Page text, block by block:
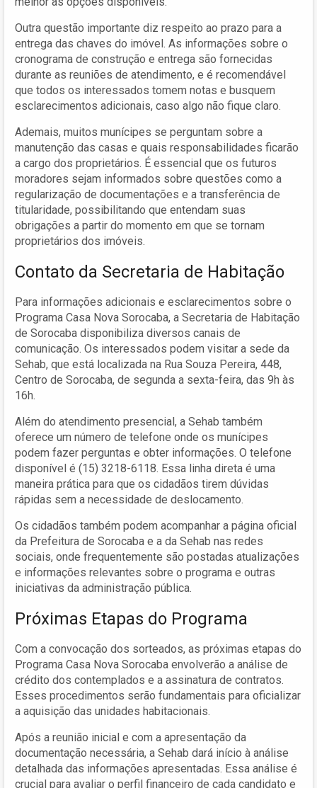
Outra questão importante diz respeito ao prazo para a
entrega das chaves do imóvel. As informações sobre o
cronograma de construção e entrega são fornecidas
durante as reuniões de atendimento, e é recomendável
que todos os interessados tomem notas e busquem
esclarecimentos adicionais, caso algo não fique claro.
Ademais, muitos munícipes se perguntam sobre a
manutenção das casas e quais responsabilidades ficarão
a cargo dos proprietários. É essencial que os futuros
moradores sejam informados sobre questões como a
regularização de documentações e a transferência de
titularidade, possibilitando que entendam suas
obrigações a partir do momento em que se tornam
proprietários dos imóveis.
Contato da Secretaria de Habitação
Para informações adicionais e esclarecimentos sobre o
Programa Casa Nova Sorocaba, a Secretaria de Habitação
de Sorocaba disponibiliza diversos canais de
comunicação. Os interessados podem visitar a sede da
Sehab, que está localizada na Rua Souza Pereira, 448,
Centro de Sorocaba, de segunda a sexta-feira, das 9h às
16h.
Além do atendimento presencial, a Sehab também
oferece um número de telefone onde os munícipes
podem fazer perguntas e obter informações. O telefone
disponível é (15) 3218-6118. Essa linha direta é uma
maneira prática para que os cidadãos tirem dúvidas
rápidas sem a necessidade de deslocamento.
Os cidadãos também podem acompanhar a página oficial
da Prefeitura de Sorocaba e a da Sehab nas redes
sociais, onde frequentemente são postadas atualizações
e informações relevantes sobre o programa e outras
iniciativas da administração pública.
Próximas Etapas do Programa
Com a convocação dos sorteados, as próximas etapas do
Programa Casa Nova Sorocaba envolverão a análise de
crédito dos contemplados e a assinatura de contratos.
Esses procedimentos serão fundamentais para oficializar
a aquisição das unidades habitacionais.
Após a reunião inicial e com a apresentação da
documentação necessária, a Sehab dará início à análise
detalhada das informações apresentadas. Essa análise é
crucial para avaliar o perfil financeiro de cada candidato e